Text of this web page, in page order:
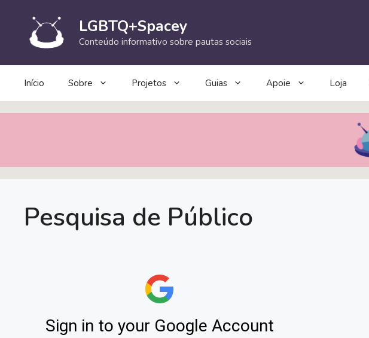
conteúdo
LGBTQ+Spacey
Conteúdo informativo sobre pautas sociais
Início Sobre Projetos Guias Apoie Loja
Pesquisa de Público